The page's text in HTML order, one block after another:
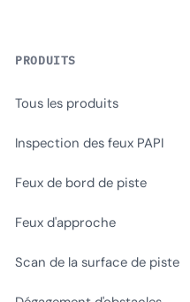
PRODUITS
Tous les produits
Inspection des feux PAPI
Feux de bord de piste
Feux d'approche
Scan de la surface de piste